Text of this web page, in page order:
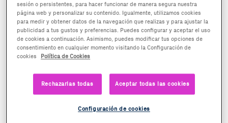
sesión o persistentes, para hacer funcionar de manera segura nuestra
página web y personalizar su contenido. Igualmente, utilizamos cookies
para medir y obtener datos de la navegación que realizas y para ajustar la
publicidad a tus gustos y preferencias. Puedes configurar y aceptar el uso
de cookies a continuación. Asimismo, puedes modificar tus opciones de
consentimiento en cualquier momento visitando la Configuración de
cookies
Política de Cookies
Rechazarlas todas Aceptar todas las cookies
Configuración de cookies